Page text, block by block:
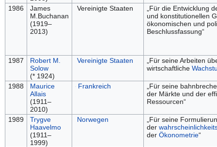
1986
James
M.Buchanan
(1919–
2013)
Vereinigte Staaten
„Für die Entwicklung
und konstitutionellen
ökonomischen und
Beschlussfassung“
1987
Robert M.
Solow
(* 1924)
Vereinigte Staaten
„Für seine Arbeiten
wirtschaftliche
1988
Maurice
Allais
(1911–
2010)
Frankreich
„Für seine
der Märkte und der
Ressourcen“
1989
Trygve
Haavelmo
(1911–
1999)
Norwegen
„Für seine
der
der Ökonometrie“